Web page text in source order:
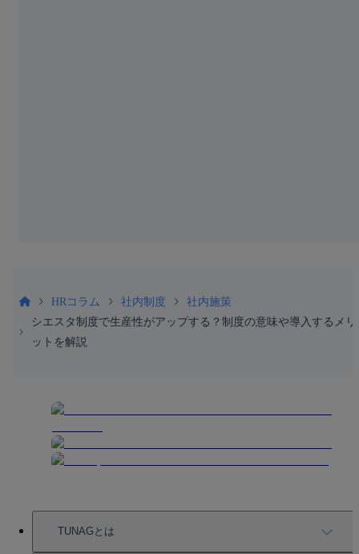
HRコラム 社内制度
社内施策
シエスタ制度で生産性がアップする？制度の意味や導入するメリ
ットを解説
TUNAGとは